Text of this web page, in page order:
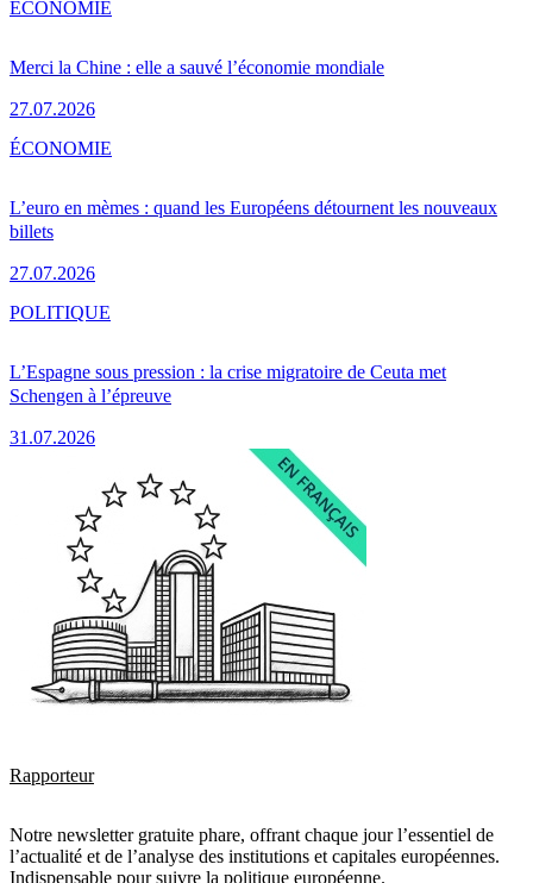
Merci la Chine : elle a sauvé l’économie mondiale
27.07.2026
ÉCONOMIE
L’euro en mèmes : quand les Européens détournent les nouveaux
billets
27.07.2026
ÉCONOMIE
L’Espagne sous pression : la crise migratoire de Ceuta met
Schengen à l’épreuve
31.07.2026
POLITIQUE
Rapporteur
Notre newsletter gratuite phare, offrant chaque jour l’essentiel de
l’actualité et de l’analyse des institutions et capitales européennes.
Indispensable pour suivre la politique européenne.